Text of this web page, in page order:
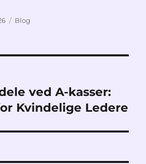
Kategorier
Blog
ved A-kasser:
Kvindelige Ledere